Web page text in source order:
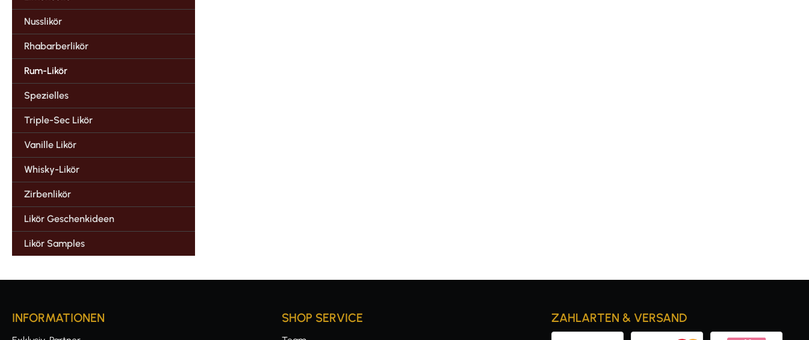
Nusslikör
Rhabarberlikör
Rum-Likör
Spezielles
Triple-Sec Likör
Vanille Likör
Whisky-Likör
Zirbenlikör
Likör Geschenkideen
Likör Samples
INFORMATIONEN SHOP SERVICE ZAHLARTEN & VERSAND